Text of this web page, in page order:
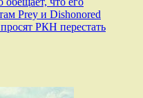
Prey и Dishonored
РКН перестать